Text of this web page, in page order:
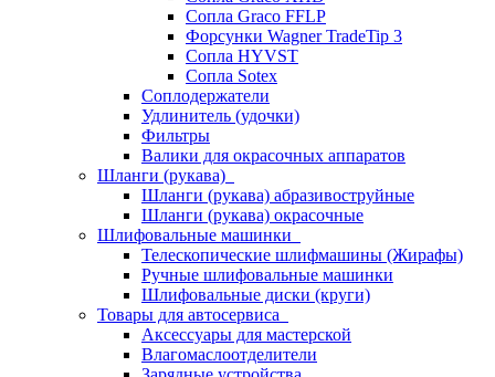
Сопла Graco FFLP
Форсунки Wagner TradeTip 3
Сопла HYVST
Сопла Sotex
Соплодержатели
Удлинитель (удочки)
Фильтры
Валики для окрасочных аппаратов
Шланги (рукава)
Шланги (рукава) абразивоструйные
Шланги (рукава) окрасочные
Шлифовальные машинки
Телескопические шлифмашины (Жирафы)
Ручные шлифовальные машинки
Шлифовальные диски (круги)
Товары для автосервиса
Аксессуары для мастерской
Влагомаслоотделители